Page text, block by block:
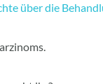
über die